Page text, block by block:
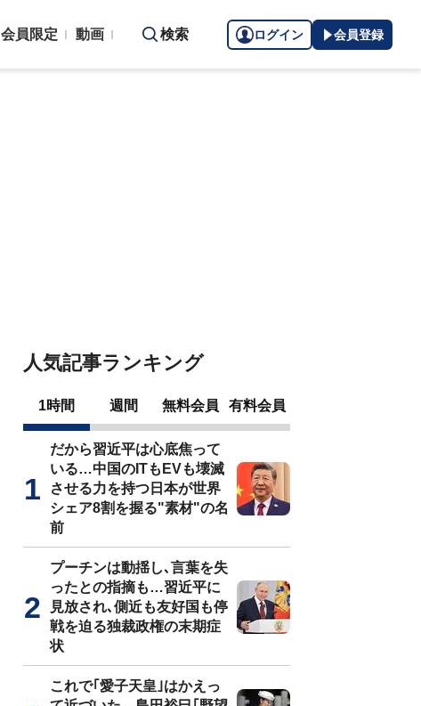
会員限定 動画 検索 ログイン 会員登録
人気記事ランキング
1時間 週間 無料会員 有料会員
だから習近平は心底焦って
いる…中国のITもEVも壊滅
させる力を持つ日本が世界
シェア8割を握る"素材"の名
前
プーチンは動揺し､言葉を失
ったとの指摘も…習近平に
見放され､側近も友好国も停
戦を迫る独裁政権の末期症
状
これで｢愛子天皇｣はかえっ